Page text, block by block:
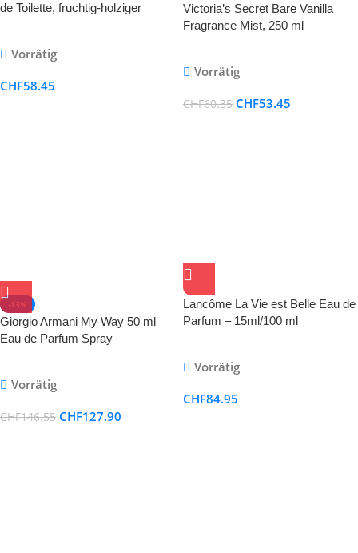
de Toilette, fruchtig-holziger
Vorrätig
CHF58.45
Victoria’s Secret Bare Vanilla
Fragrance Mist, 250 ml
Vorrätig
CHF60.35 CHF53.45
-13%
Giorgio Armani My Way 50 ml
Eau de Parfum Spray
Vorrätig
CHF146.55 CHF127.90
Lancôme La Vie est Belle Eau de
Parfum – 15ml/100 ml
Vorrätig
CHF84.95